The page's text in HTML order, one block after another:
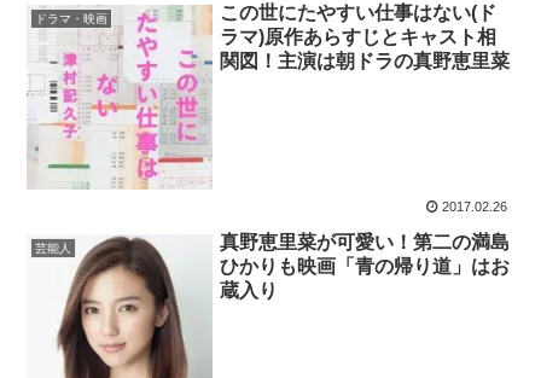
ドラマ・映画
この世にたやすい仕事はない(ド
ラマ)原作あらすじとキャスト相
関図！主演は朝ドラの真野恵里菜
2017.02.26
芸能人
真野恵里菜が可愛い！第二の満島
ひかりも映画「青の帰り道」はお
蔵入り